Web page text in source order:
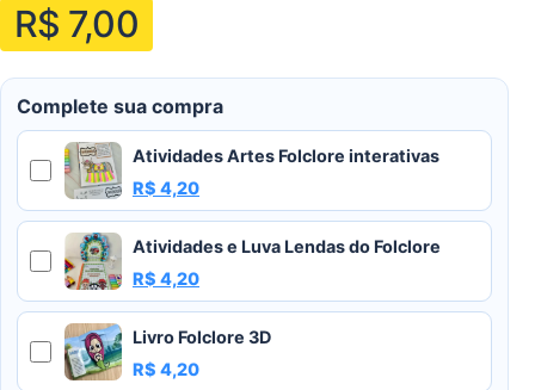
R$ 7,00
Complete sua compra
Atividades Artes Folclore interativas
O preço original era: R$ 7,00.
R$ 4,20O preço atual é: R$ 4,20.
Atividades e Luva Lendas do Folclore
O preço original era: R$ 9,00.
R$ 4,20O preço atual é: R$ 4,20.
Livro Folclore 3D
R$ 4,20